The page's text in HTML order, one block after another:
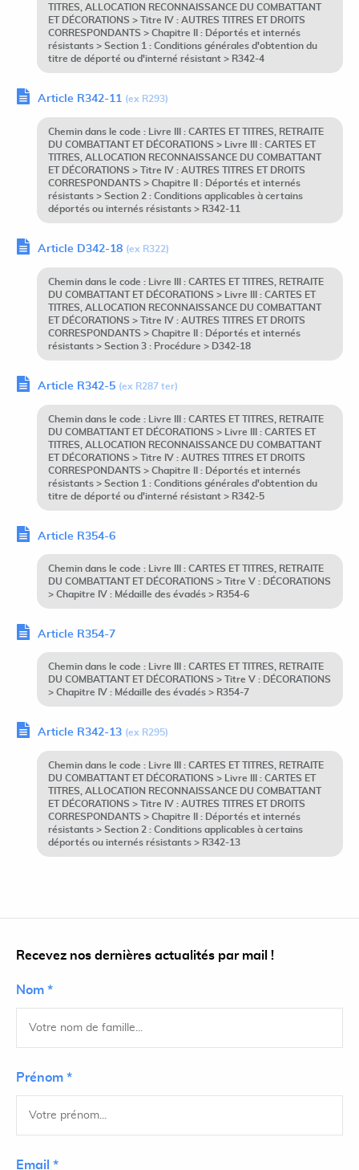
TITRES, ALLOCATION RECONNAISSANCE DU COMBATTANT
ET DÉCORATIONS > Titre IV : AUTRES TITRES ET DROITS
CORRESPONDANTS > Chapitre II : Déportés et internés
résistants > Section 1 : Conditions générales d'obtention du
titre de déporté ou d'interné résistant > R342-4
Article R342-11 (ex R293)
Chemin dans le code : Livre III : CARTES ET TITRES, RETRAITE
DU COMBATTANT ET DÉCORATIONS > Livre III : CARTES ET
TITRES, ALLOCATION RECONNAISSANCE DU COMBATTANT
ET DÉCORATIONS > Titre IV : AUTRES TITRES ET DROITS
CORRESPONDANTS > Chapitre II : Déportés et internés
résistants > Section 2 : Conditions applicables à certains
déportés ou internés résistants > R342-11
Article D342-18 (ex R322)
Chemin dans le code : Livre III : CARTES ET TITRES, RETRAITE
DU COMBATTANT ET DÉCORATIONS > Livre III : CARTES ET
TITRES, ALLOCATION RECONNAISSANCE DU COMBATTANT
ET DÉCORATIONS > Titre IV : AUTRES TITRES ET DROITS
CORRESPONDANTS > Chapitre II : Déportés et internés
résistants > Section 3 : Procédure > D342-18
Article R342-5 (ex R287 ter)
Chemin dans le code : Livre III : CARTES ET TITRES, RETRAITE
DU COMBATTANT ET DÉCORATIONS > Livre III : CARTES ET
TITRES, ALLOCATION RECONNAISSANCE DU COMBATTANT
ET DÉCORATIONS > Titre IV : AUTRES TITRES ET DROITS
CORRESPONDANTS > Chapitre II : Déportés et internés
résistants > Section 1 : Conditions générales d'obtention du
titre de déporté ou d'interné résistant > R342-5
Article R354-6
Chemin dans le code : Livre III : CARTES ET TITRES, RETRAITE
DU COMBATTANT ET DÉCORATIONS > Titre V : DÉCORATIONS
> Chapitre IV : Médaille des évadés > R354-6
Article R354-7
Chemin dans le code : Livre III : CARTES ET TITRES, RETRAITE
DU COMBATTANT ET DÉCORATIONS > Titre V : DÉCORATIONS
> Chapitre IV : Médaille des évadés > R354-7
Article R342-13 (ex R295)
Chemin dans le code : Livre III : CARTES ET TITRES, RETRAITE
DU COMBATTANT ET DÉCORATIONS > Livre III : CARTES ET
TITRES, ALLOCATION RECONNAISSANCE DU COMBATTANT
ET DÉCORATIONS > Titre IV : AUTRES TITRES ET DROITS
CORRESPONDANTS > Chapitre II : Déportés et internés
résistants > Section 2 : Conditions applicables à certains
déportés ou internés résistants > R342-13
Recevez nos dernières actualités par mail !
Nom *
Prénom *
Email *